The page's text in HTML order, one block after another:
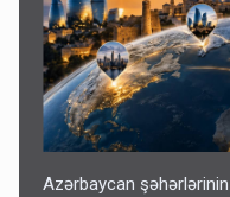
Azərbaycan şəhərlərinin